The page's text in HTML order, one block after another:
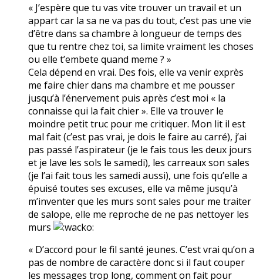
« J’espère que tu vas vite trouver un travail et un
appart car la sa ne va pas du tout, c’est pas une vie
d’être dans sa chambre à longueur de temps des
que tu rentre chez toi, sa limite vraiment les choses
ou elle t’embete quand meme ? »
Cela dépend en vrai. Des fois, elle va venir exprès
me faire chier dans ma chambre et me pousser
jusqu’à l’énervement puis après c’est moi « la
connaisse qui la fait chier ». Elle va trouver le
moindre petit truc pour me critiquer. Mon lit il est
mal fait (c’est pas vrai, je dois le faire au carré), j’ai
pas passé l’aspirateur (je le fais tous les deux jours
et je lave les sols le samedi), les carreaux son sales
(je l’ai fait tous les samedi aussi), une fois qu’elle a
épuisé toutes ses excuses, elle va même jusqu’à
m’inventer que les murs sont sales pour me traiter
de salope, elle me reproche de ne pas nettoyer les
murs
« D’accord pour le fil santé jeunes. C’est vrai qu’on a
pas de nombre de caractère donc si il faut couper
les messages trop long, comment on fait pour